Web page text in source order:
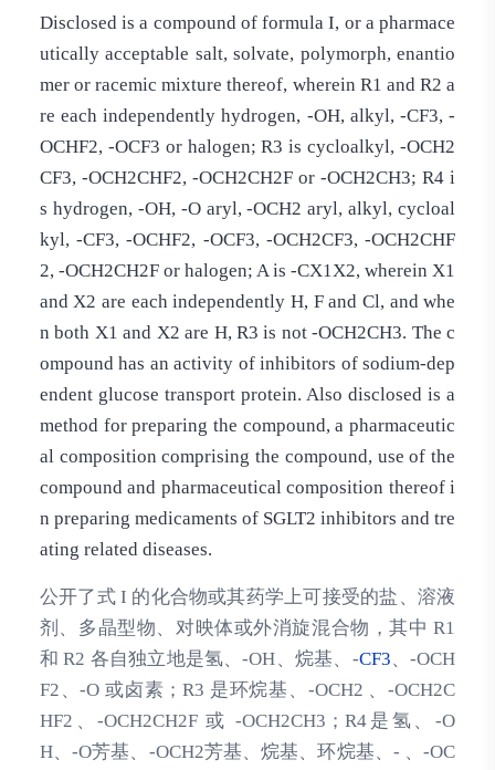
Disclosed is a compound of formula I, or a pharmace
utically acceptable salt, solvate, polymorph, enantio
mer or racemic mixture thereof, wherein R1 and R2 a
re each independently hydrogen, -OH, alkyl, -CF3, -
OCHF2, -OCF3 or halogen; R3 is cycloalkyl, -OCH2
CF3, -OCH2CHF2, -OCH2CH2F or -OCH2CH3; R4 i
s hydrogen, -OH, -O aryl, -OCH2 aryl, alkyl, cycloal
kyl, -CF3, -OCHF2, -OCF3, -OCH2CF3, -OCH2CHF
2, -OCH2CH2F or halogen; A is -CX1X2, wherein X1
and X2 are each independently H, F and Cl, and whe
n both X1 and X2 are H, R3 is not -OCH2CH3. The c
ompound has an activity of inhibitors of sodium-dep
endent glucose transport protein. Also disclosed is a
method for preparing the compound, a pharmaceutic
al composition comprising the compound, use of the
compound and pharmaceutical composition thereof i
n preparing medicaments of SGLT2 inhibitors and tre
ating related diseases.
公开了式 I 的化合物或其药学上可接受的盐、溶液
剂、多晶型物、对映体或外消旋混合物，其中 R1
和 R2 各自独立地是氢、-OH、烷基、-CF3 、-OCH
F2、-O 或卤素；R3 是环烷基、-OCH2 、-OCH2C
HF2、-OCH2CH2F 或 -OCH2CH3；R4是氢、-O
H、-O芳基、-OCH2芳基、烷基、环烷基、- 、-OC